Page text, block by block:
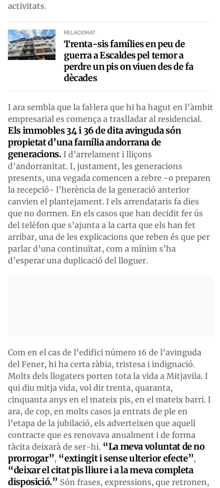
activitats.
RELACIONAT
Trenta-sis famílies en peu de
guerra a Escaldes pel temor a
perdre un pis on viuen des de fa
dècades
I ara sembla que la fal·lera que hi ha hagut en l’àmbit
empresarial es comença a traslladar al residencial.
Els immobles 34 i 36 de dita avinguda són
propietat d’una família andorrana de
generacions.I d’arrelament i lliçons
d’andorranitat. I, justament, les generacions
presents, una vegada comencen a rebre -o preparen
la recepció- l’herència de la generació anterior
canvien el plantejament. I els arrendataris fa dies
que no dormen. En els casos que han decidit fer ús
del telèfon que s’ajunta a la carta que els han fet
arribar, una de les explicacions que reben és que per
parlar d’una continuïtat, com a mínim s’ha
d’esperar una duplicació del lloguer.
Com en el cas de l’edifici número 16 de l’avinguda
del Fener, hi ha certa ràbia, tristesa i indignació.
Molts dels llogaters porten tota la vida a Mitjavila. I
qui diu mitja vida, vol dir trenta, quaranta,
cinquanta anys en el mateix pis, en el mateix barri. I
ara, de cop, en molts casos ja entrats de ple en
l’etapa de la jubilació, els adverteixen que aquell
contracte que es renovava anualment i de forma
tàcita deixarà de ser-hi. “La meva voluntat de no
prorrogar”, “extingit i sense ulterior efecte”,
“deixar el citat pis lliure i a la meva completa
disposició.” Són frases, expressions, que retronen,